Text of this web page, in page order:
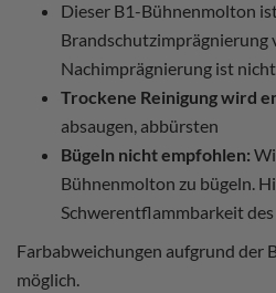
Dieser B1-Bühnenmolton
Brandschutzimprägnierung
Nachimprägnierung ist
Trockene Reinigung wird
absaugen, abbürsten
Bügeln nicht empfohlen:
Bühnenmolton zu bügeln.
Schwerentflammbarkeit des
Farbabweichungen aufgrund der
möglich.